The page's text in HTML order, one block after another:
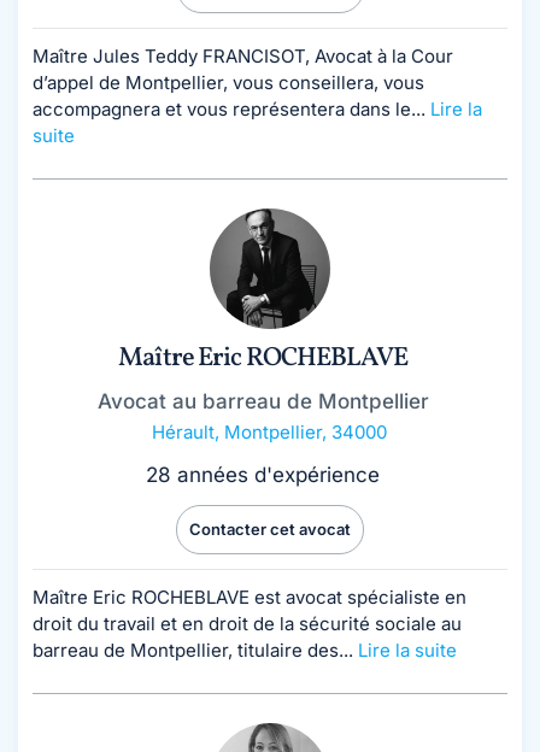
Maître Jules Teddy FRANCISOT, Avocat à la Cour
d’appel de Montpellier, vous conseillera, vous
accompagnera et vous représentera dans le... Lire la
suite
Maître Eric ROCHEBLAVE
Avocat au barreau de Montpellier
Hérault, Montpellier, 34000
28 années d'expérience
Contacter cet avocat
Maître Eric ROCHEBLAVE est avocat spécialiste en
droit du travail et en droit de la sécurité sociale au
barreau de Montpellier, titulaire des... Lire la suite